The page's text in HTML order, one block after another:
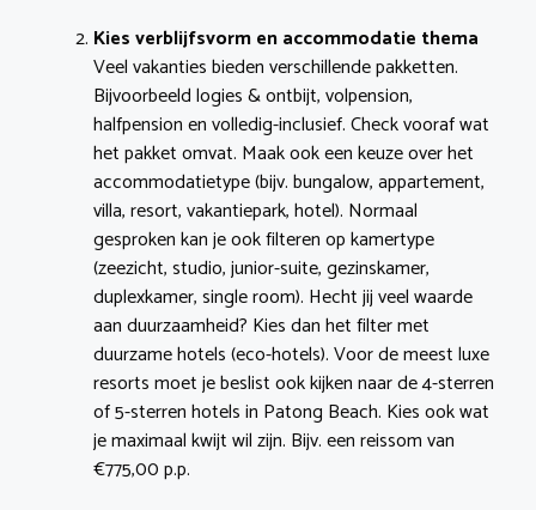
Kies verblijfsvorm en accommodatie thema
Veel vakanties bieden verschillende pakketten.
Bijvoorbeeld logies & ontbijt, volpension,
halfpension en volledig-inclusief. Check vooraf wat
het pakket omvat. Maak ook een keuze over het
accommodatietype (bijv. bungalow, appartement,
villa, resort, vakantiepark, hotel). Normaal
gesproken kan je ook filteren op kamertype
(zeezicht, studio, junior-suite, gezinskamer,
duplexkamer, single room). Hecht jij veel waarde
aan duurzaamheid? Kies dan het filter met
duurzame hotels (eco-hotels). Voor de meest luxe
resorts moet je beslist ook kijken naar de 4-sterren
of 5-sterren hotels in Patong Beach. Kies ook wat
je maximaal kwijt wil zijn. Bijv. een reissom van
€775,00 p.p.